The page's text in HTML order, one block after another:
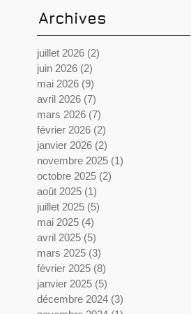
Archives
juillet 2026 (2)
juin 2026 (2)
mai 2026 (9)
avril 2026 (7)
mars 2026 (7)
février 2026 (2)
janvier 2026 (2)
novembre 2025 (1)
octobre 2025 (2)
août 2025 (1)
juillet 2025 (5)
mai 2025 (4)
avril 2025 (5)
mars 2025 (3)
février 2025 (8)
janvier 2025 (5)
décembre 2024 (3)